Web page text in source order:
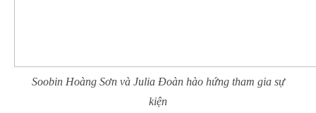
Soobin Hoàng Sơn và Julia Đoàn hào hứng tham gia sự
kiện